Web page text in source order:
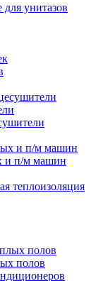
унитазов
и п/м машин
теплоизоляция
полов